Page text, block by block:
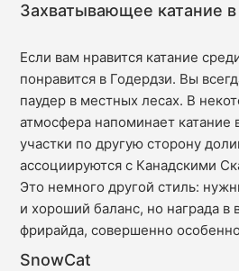
Захватывающее катание в
Если вам нравится катание
понравится в Годердзи. Вы
паудер в местных лесах. В
атмосфера напоминает катание
участки по другую сторону
ассоциируются с Канадскими
Это немного другой стиль:
и хороший баланс, но награда в
фрирайда, совершенно
SnowCat